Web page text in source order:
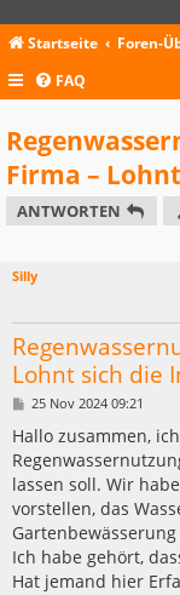
Startseite Foren-
FAQ
Firma –
ANTWORTEN
Silly
Lohnt sich die
B
i
r
a
g
25 Nov 2024 09:21
Hallo zusammen,
lassen soll. Wir
vorstellen, das
Ich habe gehört,
Hat jemand hier